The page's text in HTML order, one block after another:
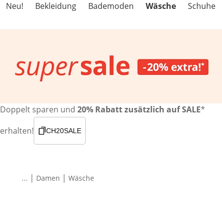
Neu!
Bekleidung Bademoden Wäsche Schuhe
Doppelt sparen und 20% Rabatt zusätzlich auf SALE*
erhalten!
CH20SALE
... | Damen | Wäsche